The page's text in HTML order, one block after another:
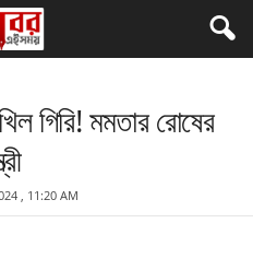
গিরি! মমতার রোষের
, 11:20 AM